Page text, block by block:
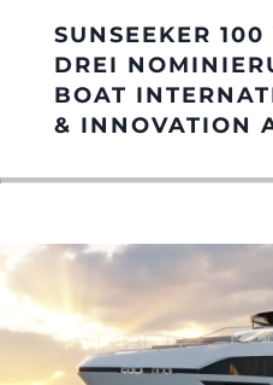
SUNSEEKER
DREI
BOAT
& INNOVATION